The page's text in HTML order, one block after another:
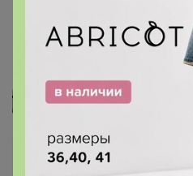
СП219 POLA - женские и
Сумки Молодежные:
Сумка на пояс 18254
Селена